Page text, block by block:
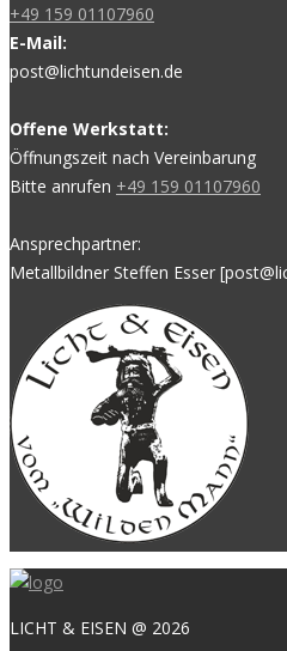
+49 159 01107960
E-Mail:
post@lichtundeisen.de
Offene Werkstatt:
Öffnungszeit nach Vereinbarung
Bitte anrufen +49 159 01107960
Ansprechpartner:
Metallbildner Steffen Esser
LICHT & EISEN @ 2026